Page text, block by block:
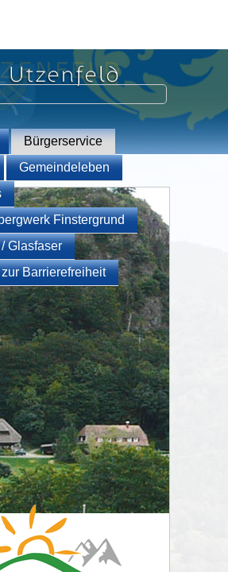
Bürgerservice
Gemeindeleben
Finstergrund
Glasfaser
Barrierefreiheit